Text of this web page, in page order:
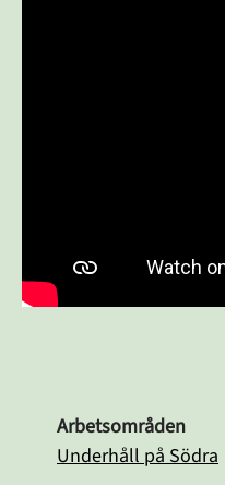
Arbetsområden
Underhåll på Södra